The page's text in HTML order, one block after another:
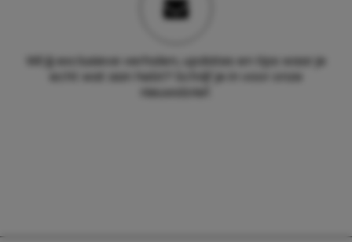
Wil jij exclusieve verhalen, updates en tips waar je
echt wat aan hebt? Schrijf je in voor onze
nieuwsbrief.